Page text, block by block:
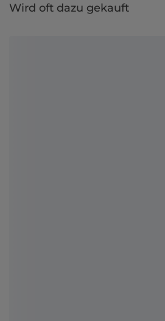
Wird oft dazu gekauft